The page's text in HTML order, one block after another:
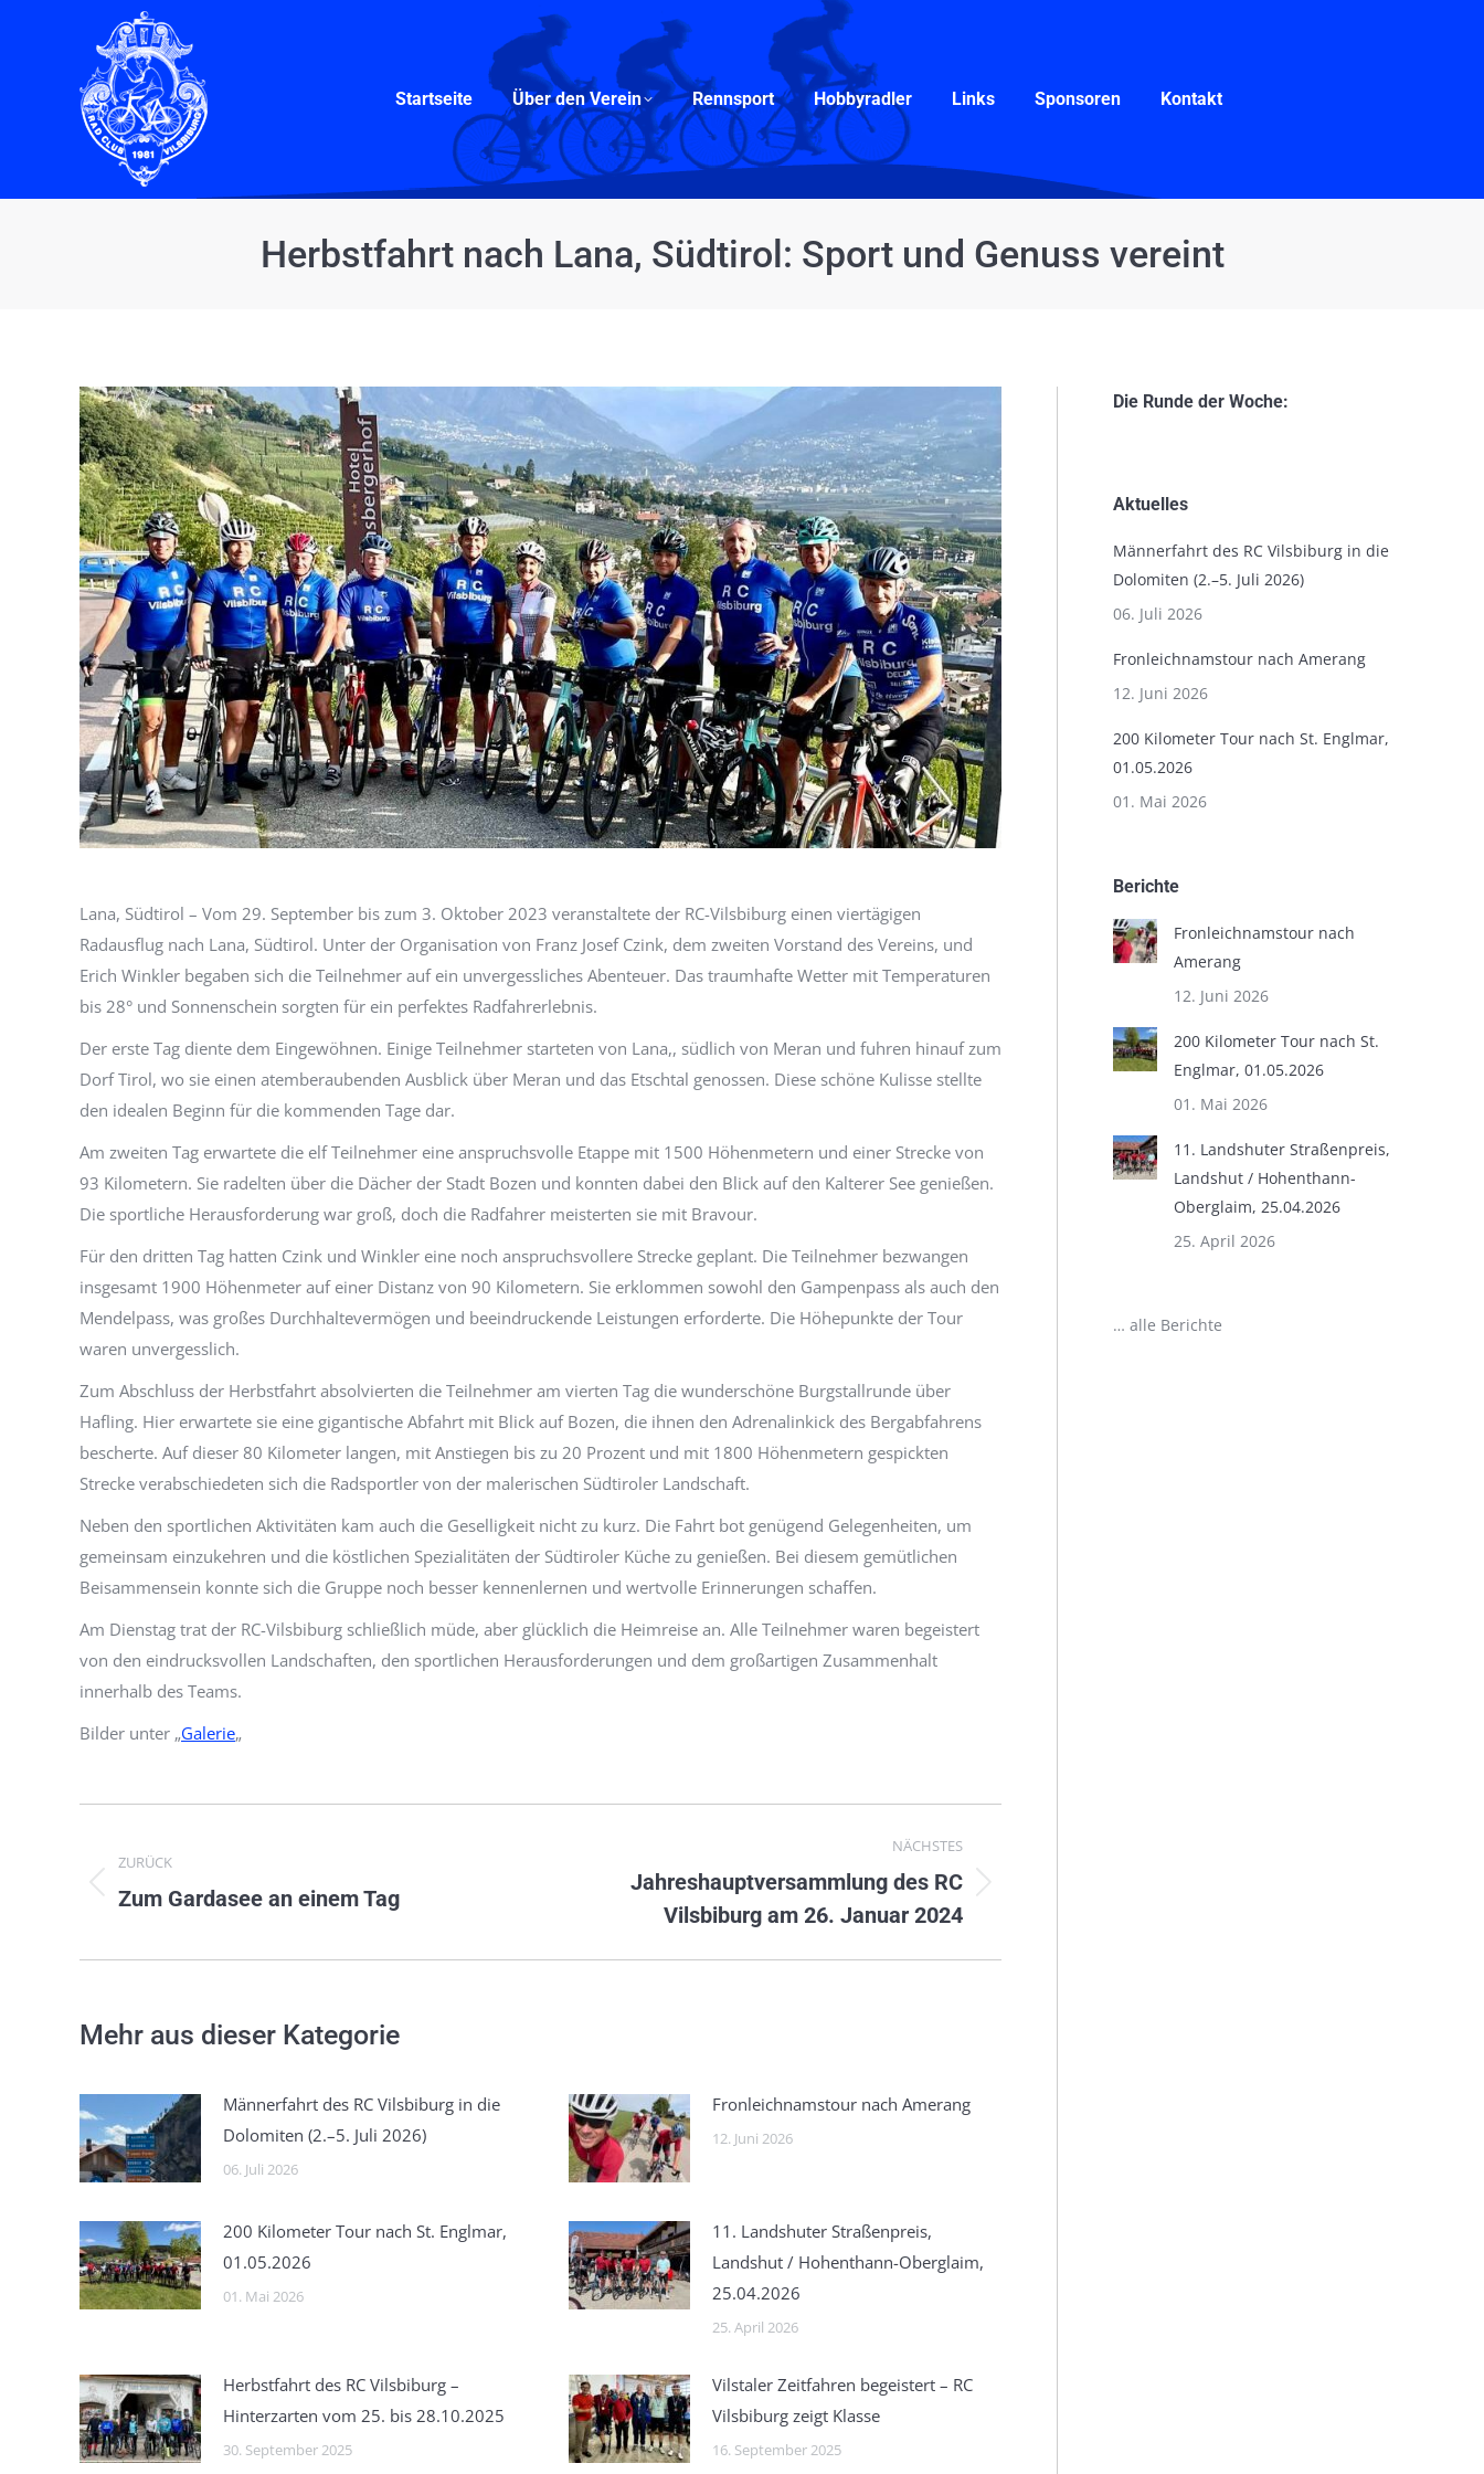
Startseite Über den Verein Rennsport Hobbyradler Links Sponsoren Kontakt
Herbstfahrt nach Lana, Südtirol: Sport und Genuss vereint
Lana, Südtirol – Vom 29. September bis zum 3. Oktober 2023 veranstaltete der RC-Vilsbiburg einen viertägigen
Radausflug nach Lana, Südtirol. Unter der Organisation von Franz Josef Czink, dem zweiten Vorstand des Vereins, und
Erich Winkler begaben sich die Teilnehmer auf ein unvergessliches Abenteuer. Das traumhafte Wetter mit Temperaturen
bis 28° und Sonnenschein sorgten für ein perfektes Radfahrerlebnis.
Der erste Tag diente dem Eingewöhnen. Einige Teilnehmer starteten von Lana,, südlich von Meran und fuhren hinauf zum
Dorf Tirol, wo sie einen atemberaubenden Ausblick über Meran und das Etschtal genossen. Diese schöne Kulisse stellte
den idealen Beginn für die kommenden Tage dar.
Am zweiten Tag erwartete die elf Teilnehmer eine anspruchsvolle Etappe mit 1500 Höhenmetern und einer Strecke von
93 Kilometern. Sie radelten über die Dächer der Stadt Bozen und konnten dabei den Blick auf den Kalterer See genießen.
Die sportliche Herausforderung war groß, doch die Radfahrer meisterten sie mit Bravour.
Für den dritten Tag hatten Czink und Winkler eine noch anspruchsvollere Strecke geplant. Die Teilnehmer bezwangen
insgesamt 1900 Höhenmeter auf einer Distanz von 90 Kilometern. Sie erklommen sowohl den Gampenpass als auch den
Mendelpass, was großes Durchhaltevermögen und beeindruckende Leistungen erforderte. Die Höhepunkte der Tour
waren unvergesslich.
Zum Abschluss der Herbstfahrt absolvierten die Teilnehmer am vierten Tag die wunderschöne Burgstallrunde über
Hafling. Hier erwartete sie eine gigantische Abfahrt mit Blick auf Bozen, die ihnen den Adrenalinkick des Bergabfahrens
bescherte. Auf dieser 80 Kilometer langen, mit Anstiegen bis zu 20 Prozent und mit 1800 Höhenmetern gespickten
Strecke verabschiedeten sich die Radsportler von der malerischen Südtiroler Landschaft.
Neben den sportlichen Aktivitäten kam auch die Geselligkeit nicht zu kurz. Die Fahrt bot genügend Gelegenheiten, um
gemeinsam einzukehren und die köstlichen Spezialitäten der Südtiroler Küche zu genießen. Bei diesem gemütlichen
Beisammensein konnte sich die Gruppe noch besser kennenlernen und wertvolle Erinnerungen schaffen.
Am Dienstag trat der RC-Vilsbiburg schließlich müde, aber glücklich die Heimreise an. Alle Teilnehmer waren begeistert
von den eindrucksvollen Landschaften, den sportlichen Herausforderungen und dem großartigen Zusammenhalt
innerhalb des Teams.
Bilder unter „Galerie„
ZURÜCK
Vorheriger
Zum Gardasee an einem Tag
NÄCHSTES
Nächster
Jahreshauptversammlung des RC
Vilsbiburg am 26. Januar 2024
Mehr aus dieser Kategorie
Männerfahrt des RC Vilsbiburg in die
Dolomiten (2.–5. Juli 2026)
06. Juli 2026
Fronleichnamstour nach Amerang
12. Juni 2026
200 Kilometer Tour nach St. Englmar,
01.05.2026
01. Mai 2026
11. Landshuter Straßenpreis,
Landshut / Hohenthann-Oberglaim,
25.04.2026
25. April 2026
Herbstfahrt des RC Vilsbiburg –
Hinterzarten vom 25. bis 28.10.2025
30. September 2025
Vilstaler Zeitfahren begeistert – RC
Vilsbiburg zeigt Klasse
16. September 2025
Die Runde der Woche:
Aktuelles
Männerfahrt des RC Vilsbiburg in die
Dolomiten (2.–5. Juli 2026)
06. Juli 2026
Fronleichnamstour nach Amerang
12. Juni 2026
200 Kilometer Tour nach St. Englmar,
01.05.2026
01. Mai 2026
Berichte
Fronleichnamstour nach
Amerang
12. Juni 2026
200 Kilometer Tour nach St.
Englmar, 01.05.2026
01. Mai 2026
11. Landshuter Straßenpreis,
Landshut / Hohenthann-
Oberglaim, 25.04.2026
25. April 2026
… alle Berichte
Über den Verein Rennsport Hobbyradler